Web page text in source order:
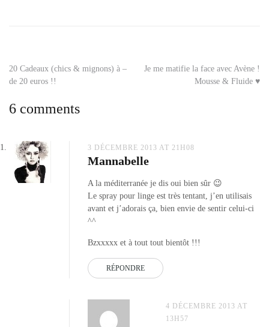
eau
de
produits
spay
calanques,
spray
luberon
Navigation
l’article
20 Cadeaux (chics & mignons) à –
de 20 euros !!
Je me matifie la face avec Avène !
Mousse & Fluide ♥
6 comments
3 DÉCEMBRE 2013 AT 21H08
Mannabelle
A la méditerranée je dis oui bien sûr 😉
Le spray pour linge est très tentant, j’en utilisais
avant et j’adorais ça, bien envie de sentir celui-ci
^^
Bzxxxxx et à tout tout bientôt !!!
RÉPONDRE
4 DÉCEMBRE 2013 AT
13H57